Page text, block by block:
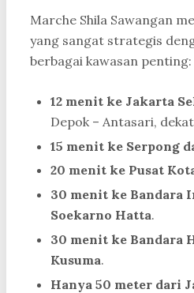
Marche Shila Sawangan
yang sangat strategis
berbagai kawasan penting:
12 menit ke Jakarta
Depok – Antasari,
15 menit ke Serpong
20 menit ke Pusat
30 menit ke Bandara
Soekarno Hatta.
30 menit ke Bandara
Kusuma.
Hanya 50 meter dari